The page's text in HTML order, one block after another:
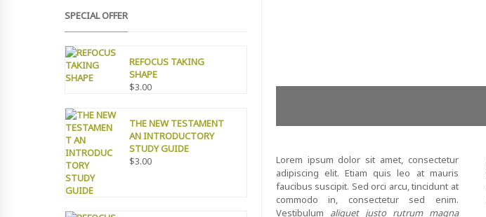
SPECIAL OFFER
REFOCUS TAKING
SHAPE
$3.00
THE NEW TESTAMENT
AN INTRODUCTORY
STUDY GUIDE
$3.00
Lorem ipsum dolor sit amet, consectetur
adipiscing elit. Etiam quis leo at mauris
faucibus suscipit. Sed orci arcu, tincidunt at
commodo in, consectetur sed enim.
Vestibulum aliquet justo rutrum magna